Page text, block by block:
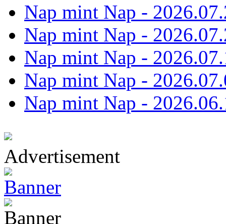
Nap mint Nap -
Nap mint Nap -
Nap mint Nap -
Nap mint Nap -
Nap mint Nap -
Advertisement